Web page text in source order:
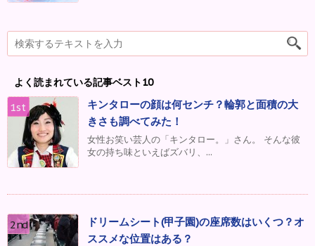
よく読まれている記事ベスト10
キンタローの顔は何センチ？輪郭と面積の大
きさも調べてみた！
女性お笑い芸人の「キンタロー。」さん。 そんな彼
女の持ち味といえばズバリ、...
ドリームシート(甲子園)の座席数はいくつ？オ
ススメな位置はある？